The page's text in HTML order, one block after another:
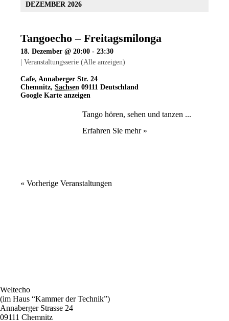
DEZEMBER 2026
Tangoecho – Freitagsmilonga
18. Dezember @ 20:00 - 23:30
Veranstaltungsserie (Alle anzeigen)
Cafe, Annaberger Str. 24
Chemnitz, Sachsen 09111 Deutschland
Google Karte anzeigen
Tango hören, sehen und tanzen ...
Erfahren Sie mehr »
« Vorherige Veranstaltungen
Weltecho
(im Haus “Kammer der Technik”)
Annaberger Strasse 24
09111 Chemnitz